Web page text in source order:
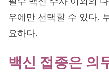
우에만 선택할 수 있다.
요하다.
백신 접종은 의